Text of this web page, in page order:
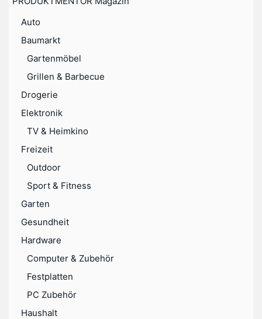
Auto
Baumarkt
Gartenmöbel
Grillen & Barbecue
Drogerie
Elektronik
TV & Heimkino
Freizeit
Outdoor
Sport & Fitness
Garten
Gesundheit
Hardware
Computer & Zubehör
Festplatten
PC Zubehör
Haushalt